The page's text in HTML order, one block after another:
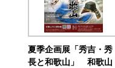
夏季企画展「秀吉・秀
長と和歌山」 和歌山